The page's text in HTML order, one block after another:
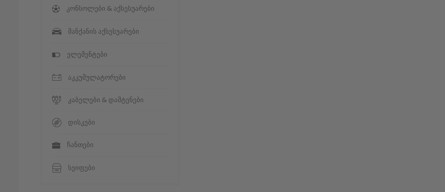
კონსოლები & აქსესუარები
მანქანის აქსესუარები
ელემენტები
აკკუმულატორები
კაბელები & დამტენები
დისკები
ჩანთები
სეიფები